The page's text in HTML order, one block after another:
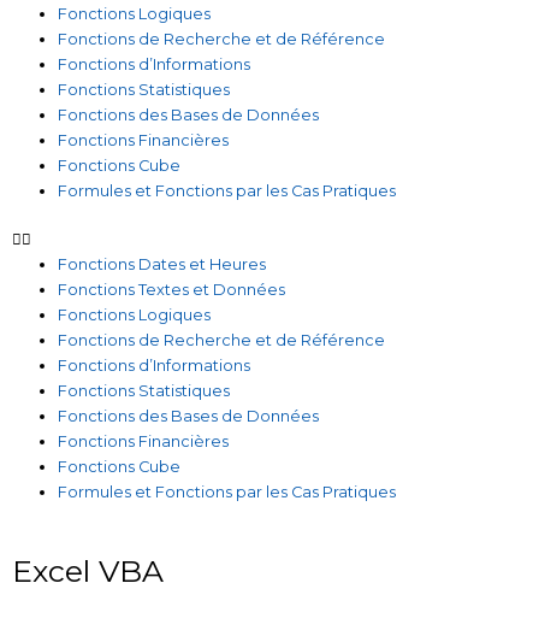
Fonctions Logiques
Fonctions de Recherche et de Référence
Fonctions d’Informations
Fonctions Statistiques
Fonctions des Bases de Données
Fonctions Financières
Fonctions Cube
Formules et Fonctions par les Cas Pratiques
Fonctions Dates et Heures
Fonctions Textes et Données
Fonctions Logiques
Fonctions de Recherche et de Référence
Fonctions d’Informations
Fonctions Statistiques
Fonctions des Bases de Données
Fonctions Financières
Fonctions Cube
Formules et Fonctions par les Cas Pratiques
Excel VBA